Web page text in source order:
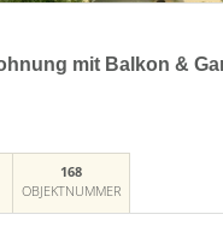
mit Balkon &
168
OBJEKTNUMMER